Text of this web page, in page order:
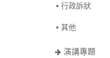
行政訴狀
其他
演講專題